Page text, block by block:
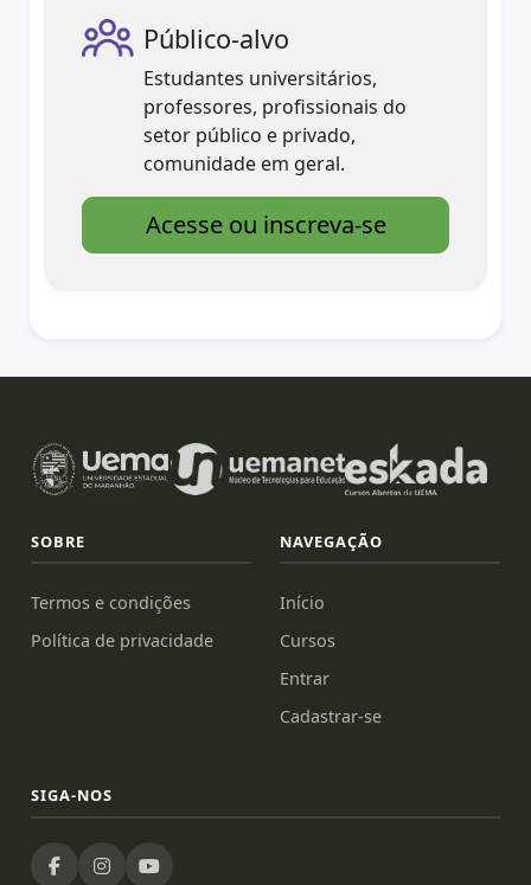
Público-alvo
Estudantes universitários,
professores, profissionais do
setor público e privado,
comunidade em geral.
Acesse ou inscreva-se
SOBRE
Termos e condições
Política de privacidade
NAVEGAÇÃO
Início
Cursos
Entrar
Cadastrar-se
SIGA-NOS